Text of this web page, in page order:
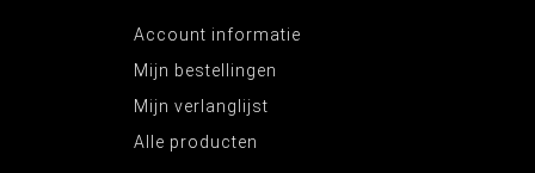
Account informatie
Mijn bestellingen
Mijn verlanglijst
Alle producten